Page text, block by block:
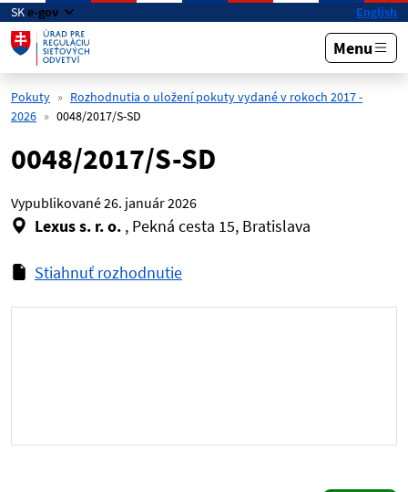
Preskočiť na hlavný obsah
SKe-gov English
Menu
Pokuty
Rozhodnutia o uložení pokuty vydané v rokoch 2017 -
2026
0048/2017/S-SD
0048/2017/S-SD
Vypublikované26. január 2026
Lexus s. r. o. , Pekná cesta 15, Bratislava
Stiahnuť rozhodnutie